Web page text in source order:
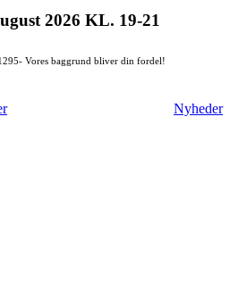
2026 KL. 19-21
Vores baggrund bliver din fordel!
Nyheder